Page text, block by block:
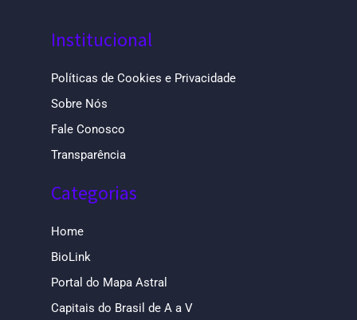
Institucional
Políticas de Cookies e Privacidade
Sobre Nós
Fale Conosco
Transparência
Categorias
Home
BioLink
Portal do Mapa Astral
Capitais do Brasil de A a V